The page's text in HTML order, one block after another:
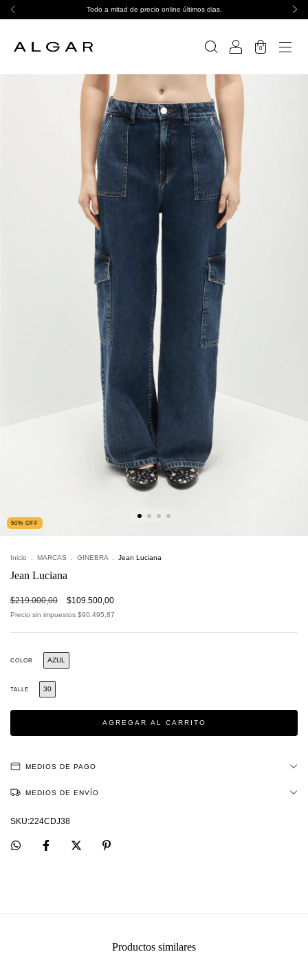
Todo a mitad de precio online últimos dias.
0
50% OFF
Inicio . MARCAS . GINEBRA . Jean Luciana
Jean Luciana
$219.000,00 $109.500,00
Precio sin impuestos $90.495,87
COLOR AZUL
TALLE 30
MEDIOS DE PAGO
MEDIOS DE ENVÍO
224CDJ38
Productos similares